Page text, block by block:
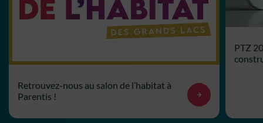
Retrouvez-nous au salon de l’habitat à
Parentis !
PTZ